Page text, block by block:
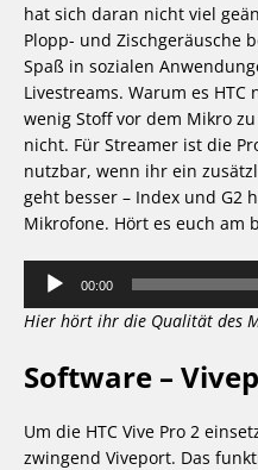
hat sich daran nicht viel
Plopp- und Zischgeräusche
Spaß in sozialen
Livestreams. Warum es
wenig Stoff vor dem Mikro
nicht. Für Streamer ist die
nutzbar, wenn ihr ein
geht besser – Index und G2
Mikrofone. Hört es euch am
Audio-
Player
00:00
Hier hört ihr die Qualität des
Software –
Um die HTC Vive Pro 2
zwingend Viveport. Das